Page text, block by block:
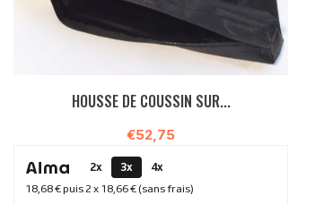
HOUSSE DE COUSSIN SUR...
€52,75
2x 3x
4x
18,68 €puis 2 x 18,66 €(sans frais)